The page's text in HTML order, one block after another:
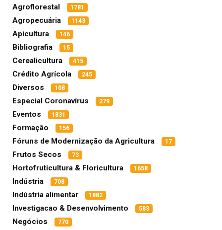
Agroflorestal 1781
Agropecuária 1143
Apicultura 146
Bibliografia 15
Cerealicultura 415
Crédito Agrícola 245
Diversos 108
Especial Coronavírus 279
Eventos 1831
Formação 156
Fóruns de Modernização da Agricultura 17
Frutos Secos 73
Hortofruticultura & Floricultura 1658
Indústria 708
Indústria alimentar 1882
Investigacao & Desenvolvimento 583
Negócios 770